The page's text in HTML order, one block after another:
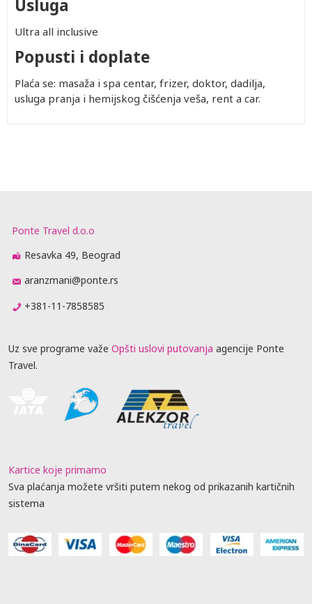
Usluga
Ultra all inclusive
Popusti i doplate
Plaća se: masaža i spa centar, frizer, doktor, dadilja,
usluga pranja i hemijskog čišćenja veša, rent a car.
Ponte Travel d.o.o
Resavka 49, Beograd
aranzmani@ponte.rs
+381-11-7858585
Uz sve programe važe Opšti uslovi putovanja agencije Ponte
Travel.
Kartice koje primamo
Sva plaćanja možete vršiti putem nekog od prikazanih kartičnih
sistema